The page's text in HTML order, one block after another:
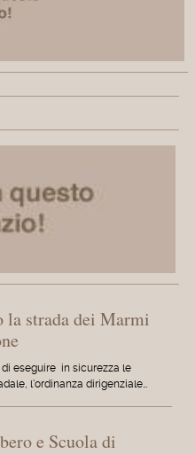
strada dei Marmi
eseguire in sicurezza le
l'ordinanza dirigenziale…
e Scuola di